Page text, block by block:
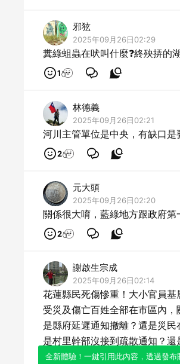
邪㹡
2025年09月26日02:29
糞綠蛆蟲在吠叫什麼❓終殃挵的
1
林德義
2025年09月26日02:21
河川主管單位是中央，有缺口
2
元大頭
2025年09月26日02:20
關係很大唷，藍綠地方跟政府第
2
謝啟生宗成
2025年09月26日02:14
花蓮縣民死傷慘重！大小官員
受災及傷亡百姓全部在市區內，
是縣府延遲通知撤離？還是災民
是村里幹部沒接到疏散通知？還
是縣市警局消防隊置之不理？還
全新體驗！一鍵引用此內容，透過發布